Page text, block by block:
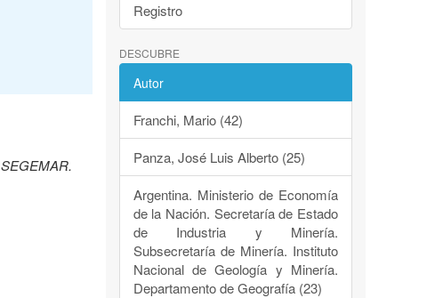
Registro
DESCUBRE
Autor
Franchi, Mario (42)
Panza, José Luis Alberto (25)
Argentina. Ministerio de Economía
de la Nación. Secretaría de Estado
de Industria y Minería.
Subsecretaría de Minería. Instituto
Nacional de Geología y Minería.
Departamento de Geografía (23)